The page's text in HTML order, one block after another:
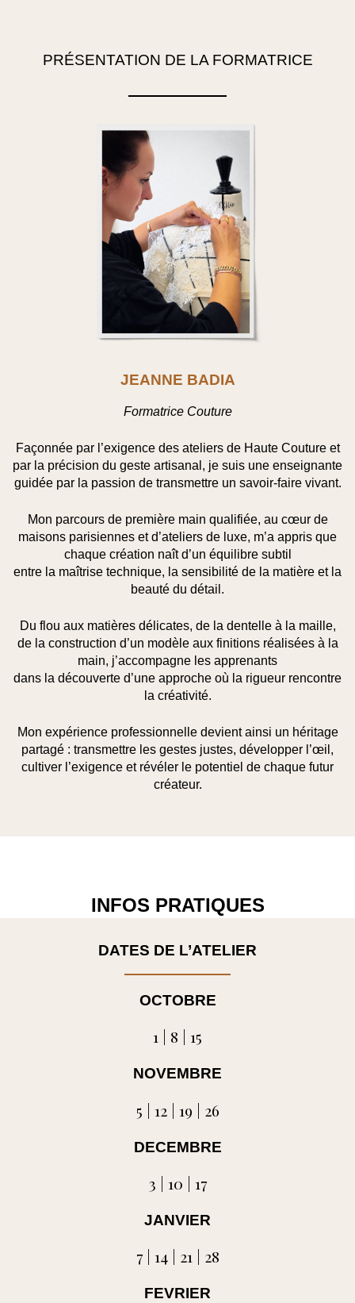
PRÉSENTATION DE LA FORMATRICE
JEANNE BADIA
Formatrice Couture
Façonnée par l’exigence des ateliers de Haute Couture et
par la précision du geste artisanal, je suis une enseignante
guidée par la passion de transmettre un savoir-faire vivant.
Mon parcours de première main qualifiée, au cœur de
maisons parisiennes et d’ateliers de luxe, m’a appris que
chaque création naît d’un équilibre subtil
entre la maîtrise technique, la sensibilité de la matière et la
beauté du détail.
Du flou aux matières délicates, de la dentelle à la maille,
de la construction d’un modèle aux finitions réalisées à la
main, j’accompagne les apprenants
dans la découverte d’une approche où la rigueur rencontre
la créativité.
Mon expérience professionnelle devient ainsi un héritage
partagé : transmettre les gestes justes, développer l’œil,
cultiver l’exigence et révéler le potentiel de chaque futur
créateur.
INFOS PRATIQUES
DATES DE L’ATELIER
OCTOBRE
1 | 8 | 15
NOVEMBRE
5 | 12 | 19 | 26
DECEMBRE
3 | 10 | 17
JANVIER
7 | 14 | 21 | 28
FEVRIER